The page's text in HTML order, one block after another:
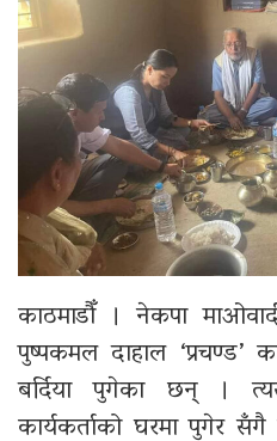
काठमाडौँ । नेकपा
पुष्पकमल दाहाल ‘प्रचण्ड’
बर्दिया पुगेका छन् ।
कार्यकर्ताको घरमा पुगेर